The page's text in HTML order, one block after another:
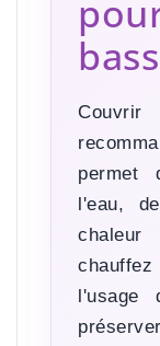
Couvrir
permet
l'eau,
l'usage